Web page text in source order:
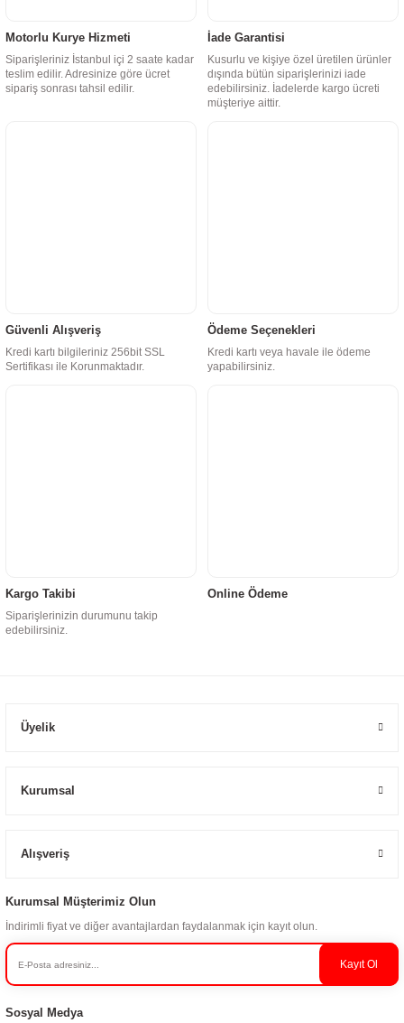
Motorlu Kurye Hizmeti
Siparişleriniz İstanbul içi 2 saate kadar
teslim edilir. Adresinize göre ücret
sipariş sonrası tahsil edilir.
İade Garantisi
Kusurlu ve kişiye özel üretilen ürünler
dışında bütün siparişlerinizi iade
edebilirsiniz. İadelerde kargo ücreti
müşteriye aittir.
Güvenli Alışveriş
Kredi kartı bilgileriniz 256bit SSL
Sertifikası ile Korunmaktadır.
Ödeme Seçenekleri
Kredi kartı veya havale ile ödeme
yapabilirsiniz.
Kargo Takibi
Siparişlerinizin durumunu takip
edebilirsiniz.
Online Ödeme
Üyelik
Kurumsal
Alışveriş
Kurumsal Müşterimiz Olun
İndirimli fiyat ve diğer avantajlardan faydalanmak için kayıt olun.
Kayıt Ol
Sosyal Medya